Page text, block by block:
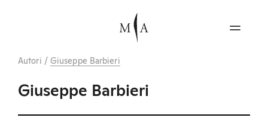
Autori / Giuseppe Barbieri
Giuseppe Barbieri